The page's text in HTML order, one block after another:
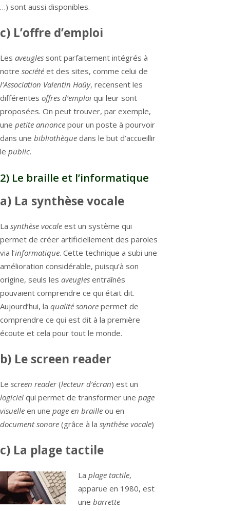
…) sont aussi disponibles.
c) L’offre d’emploi
Les aveugles sont parfaitement intégrés à
notre société et des sites, comme celui de
l’Association Valentin Haüy, recensent les
différentes offres d’emploi qui leur sont
proposées. On peut trouver, par exemple,
une petite annonce pour un poste à pourvoir
dans une bibliothèque dans le but d’accueillir
le public.
2) Le braille et l’informatique
a) La synthèse vocale
La synthèse vocale est un système qui
permet de créer artificiellement des paroles
via l’informatique. Cette technique a subi une
amélioration considérable, puisqu’à son
origine, seuls les aveugles entraînés
pouvaient comprendre ce qui était dit.
Aujourd’hui, la qualité sonore permet de
comprendre ce qui est dit à la première
écoute et cela pour tout le monde.
b) Le screen reader
Le screen reader(lecteur d’écran) est un
logiciel qui permet de transformer une page
visuelle en une page en braille ou en
document sonore (grâce à la synthèse vocale)
c) La plage tactile
Laplage tactile,
apparue en 1980, est
unebarrette